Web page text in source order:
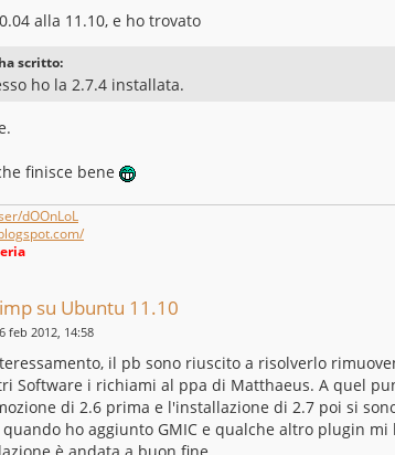
alla 11.10, e ho trovato
scritto:
ho la 2.7.4 installata.
finisce bene
dOOnLoL
su Ubuntu 11.10
feb 2012, 14:58
il pb sono riuscito a risolverlo
Software i richiami al ppa di Matthaeus. A quel
di 2.6 prima e l'installazione di 2.7 poi si
ho aggiunto GMIC e qualche altro plugin